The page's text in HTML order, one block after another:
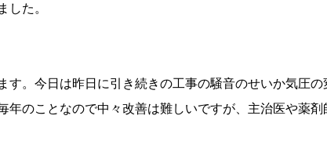
した。
。今日は昨日に引き続きの工事の騒音のせいか気圧
のことなので中々改善は難しいですが、主治医や薬